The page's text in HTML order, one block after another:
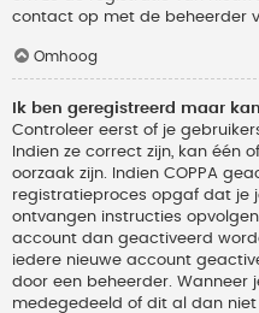
contact op met de beheerder
Omhoog
Ik ben geregistreerd maar
Controleer eerst of je
Indien ze correct zijn, kan één
oorzaak zijn. Indien COPPA
registratieproces opgaf dat je
ontvangen instructies
account dan geactiveerd
iedere nieuwe account
door een beheerder. Wanneer
medegedeeld of dit al dan